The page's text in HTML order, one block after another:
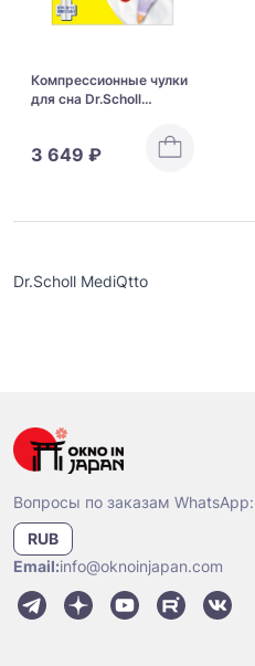
Компрессионные чулки
для сна Dr.Scholl
3 649 ₽
Dr.Scholl MediQtto
Вопросы по заказам WhatsApp:
RUB
Email:info@oknoinjapan.com